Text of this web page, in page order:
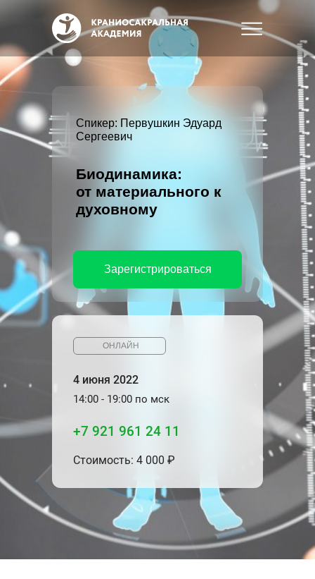
ОНЛАЙН
4 июня 2022
14:00 - 19:00 по мск
+7 921 961 24 11
Спикер: Первушкин Эдуард
Сергеевич
Стоимость: 4 000 ₽
Зарегистрироваться
Биодинамика:
от материального к
духовному